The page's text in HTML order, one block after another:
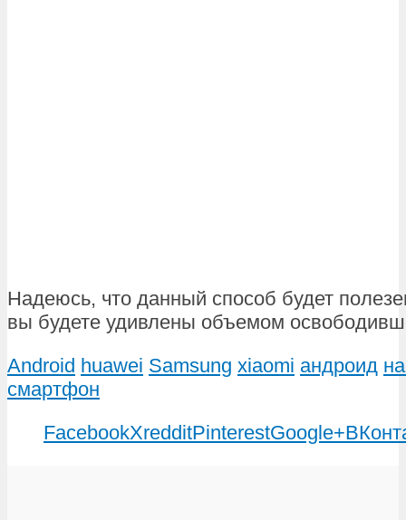
Надеюсь, что данный способ будет
вы будете удивлены объемом
Android huawei Samsung xiaomi андроид
смартфон
FacebookXredditPinterestGoogle+